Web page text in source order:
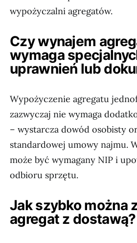
wypożyczalni agregatów.
Czy wynajem
wymaga
uprawnień lub
Wypożyczenie agregatu
zazwyczaj nie wymaga
– wystarcza dowód osobisty
standardowej umowy najmu.
może być wymagany NIP i
odbioru sprzętu.
Jak szybko można
agregat z dostawą?